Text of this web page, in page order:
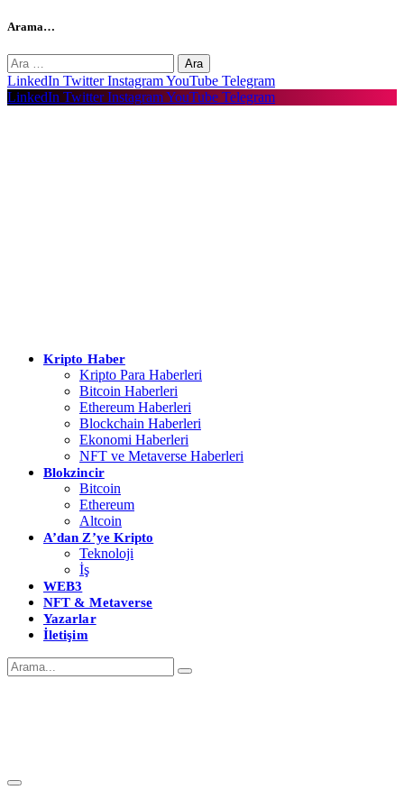
Arama…
Arama:
LinkedIn Twitter InstagramYouTube Telegram
LinkedIn Twitter InstagramYouTube Telegram
Kripto Haber
Kripto Para Haberleri
Bitcoin Haberleri
Ethereum Haberleri
Blockchain Haberleri
Ekonomi Haberleri
NFT ve Metaverse Haberleri
Blokzincir
Bitcoin
Ethereum
Altcoin
A’dan Z’ye Kripto
Teknoloji
İş
WEB3
NFT & Metaverse
Yazarlar
İletişim